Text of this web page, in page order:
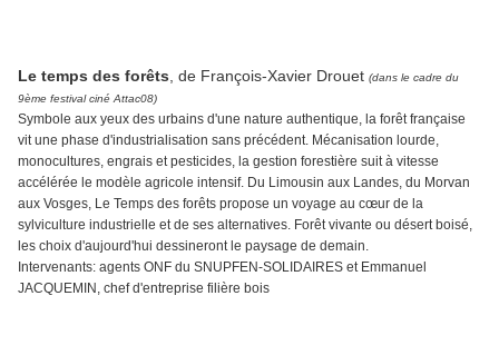
Le temps des forêts , de François-Xavier Drouet (dans le cadre du
9ème festival ciné Attac08)
Symbole aux yeux des urbains d'une nature authentique, la forêt française
vit une phase d'industrialisation sans précédent. Mécanisation lourde,
monocultures, engrais et pesticides, la gestion forestière suit à vitesse
accélérée le modèle agricole intensif. Du Limousin aux Landes, du Morvan
aux Vosges, Le Temps des forêts propose un voyage au cœur de la
sylviculture industrielle et de ses alternatives. Forêt vivante ou désert boisé,
les choix d'aujourd'hui dessineront le paysage de demain.
Intervenants: agents ONF du SNUPFEN-SOLIDAIRES et Emmanuel
JACQUEMIN, chef d'entreprise filière bois